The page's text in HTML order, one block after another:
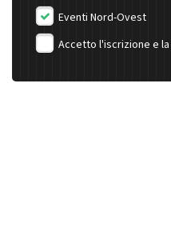
Eventi Nord-Ovest
Accetto l'iscrizione e la